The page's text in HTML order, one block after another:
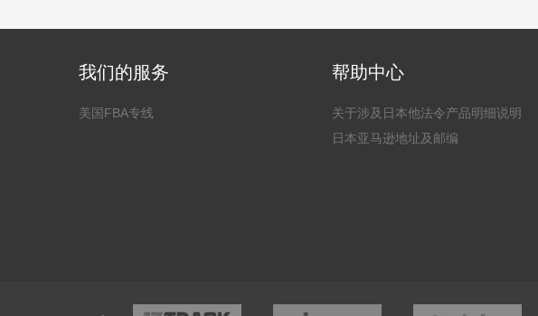
我们的服务
美国FBA专线
帮助中心
关于涉及日本他法令产品明细说明
日本亚马逊地址及邮编